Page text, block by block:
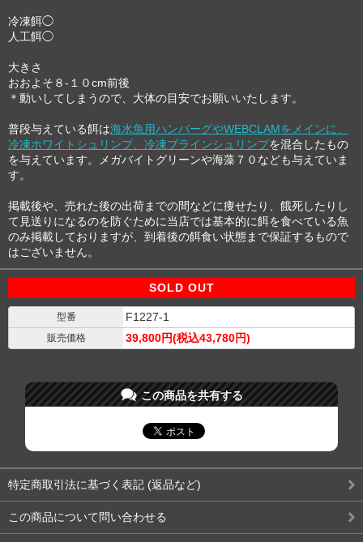
冷凍餌◯
人工餌◯
大きさ
おおよそ８-１０cm前後
＊動いしてしまうので、大体の目安でお願いいたします。
普段与えている餌は海水魚用ハンバーグやWEBCLAMをメインに、
冷凍ホワイトシュリンプ、冷凍ブラインシュリンプを混合したもの
を与えています。メガバイトグリーンや海藻７０なども与えていま
す。
掲載後や、売れた後の出荷までの間などに痩せたり、餓死したりし
て見送りになるのを防ぐために当店では基本的に餌を食べている魚
のみ掲載しておりますが、到着後の餌食い状態まで保証するもので
はございません。
SOLD OUT
型番 F1227-1
販売価格 39,800円(税込43,780円)
この商品を共有する
特定商取引法に基づく表記 (返品など)
この商品について問い合わせる